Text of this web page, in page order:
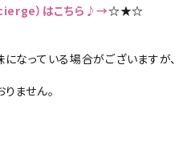
）はこちら♪→☆★☆
なっている場合がございますが、
ません。